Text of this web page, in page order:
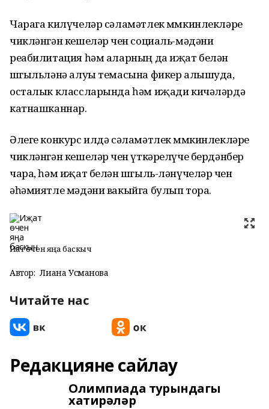
Чарага килүчеләр сәламәтлек мөмкинлекләре
чикләнгән кешеләр өчен социаль-мәдәни
реабилитация һәм аларның да иҗат белән
шөгыльләнә алуы темасына фикер алышуда,
осталык классларында һәм иҗади кичәләрдә
катнашканнар.
Әлеге конкурс илдә сәламәтлек мөмкинлекләре
чикләнгән кешеләр өчен үткәрелүче бердәнбер
чара, һәм иҗат белән шөгыль-ләнүчеләр өчен
әһәмиятле мәдәни вакыйга булып тора.
Иҗат өчен яңа баскыч
Автор: Лиана Усманова
Читайте нас
Редакцияне сайлау
Олимпиада турындагы
хатирәләр